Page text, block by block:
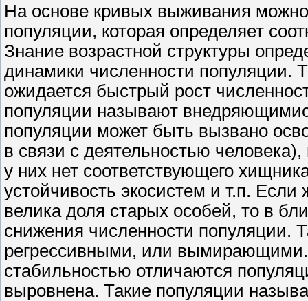
На основе кривых выживания
популяции, которая определяет
Знание возрастной структуры
динамики численности популяции.
ожидается быстрый рост
популяции называют
популяции может быть вызвано
в связи с деятельностью
у них нет соответствующего
устойчивость экосистем и т.п. Если
велика доля старых особей, то в
снижения численности популяции.
регрессивными, или
стабильностью отличаются
выровнена. Такие популяции